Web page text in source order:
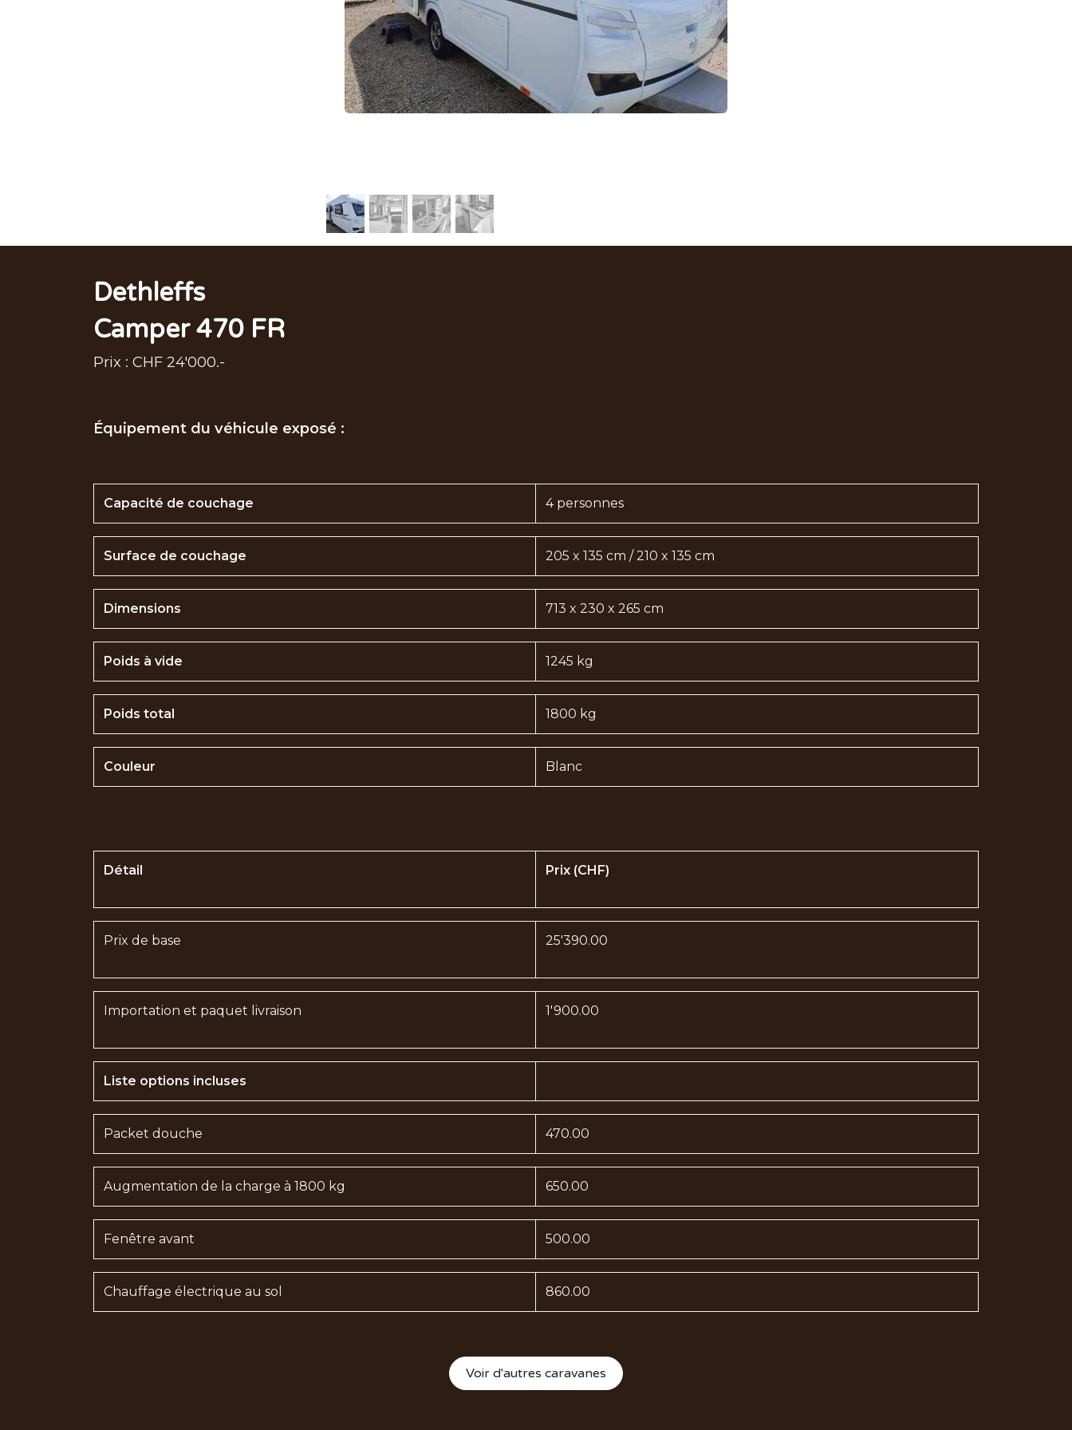
Dethleffs
Camper 470 FR
Prix : CHF 24'000.-
Équipement du véhicule exposé :
Capacité de couchage 4 personnes
Surface de couchage 205 x 135 cm / 210 x 135 cm
Dimensions 713 x 230 x 265 cm
Poids à vide 1245 kg
Poids total 1800 kg
Couleur Blanc
Détail Prix (CHF)
Prix de base 25'390.00
Importation et paquet livraison 1'900.00
Liste options incluses
Packet douche 470.00
Augmentation de la charge à 1800 kg 650.00
Fenêtre avant 500.00
Chauffage électrique au sol 860.00
Voir d'autres caravanes